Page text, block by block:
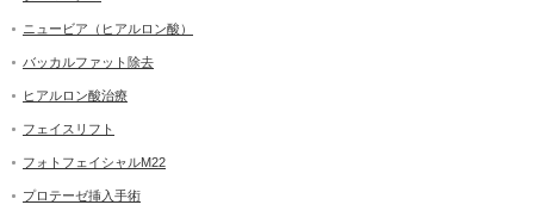
ニュービア（ヒアルロン酸）
バッカルファット除去
ヒアルロン酸治療
フェイスリフト
フォトフェイシャルM22
プロテーゼ挿入手術